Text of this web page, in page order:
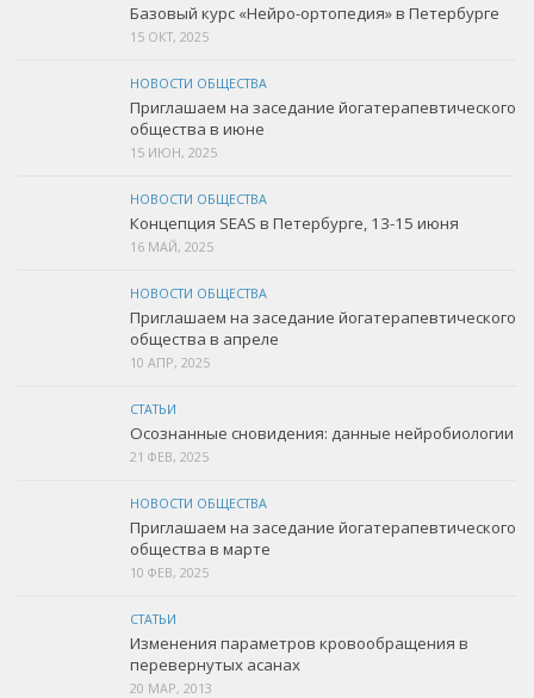
Базовый курс «Нейро-ортопедия» в Петербурге
15 ОКТ, 2025
НОВОСТИ ОБЩЕСТВА
Приглашаем на заседание йогатерапевтического
общества в июне
15 ИЮН, 2025
НОВОСТИ ОБЩЕСТВА
Концепция SEAS в Петербурге, 13-15 июня
16 МАЙ, 2025
НОВОСТИ ОБЩЕСТВА
Приглашаем на заседание йогатерапевтического
общества в апреле
10 АПР, 2025
СТАТЬИ
Осознанные сновидения: данные нейробиологии
21 ФЕВ, 2025
НОВОСТИ ОБЩЕСТВА
Приглашаем на заседание йогатерапевтического
общества в марте
10 ФЕВ, 2025
СТАТЬИ
Изменения параметров кровообращения в
перевернутых асанах
20 МАР, 2013